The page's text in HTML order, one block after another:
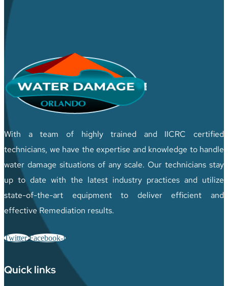
With a team of highly trained and IICRC certified
technicians, we have the expertise and knowledge to handle
water damage situations of any scale. Our technicians stay
up to date with the latest industry practices and utilize
state-of-the-art equipment to deliver efficient and
effective Remediation results.
Twitter Facebook-f
Quick links